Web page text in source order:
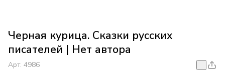
Черная курица. Сказки русских
писателей | Нет автора
Арт. 4986